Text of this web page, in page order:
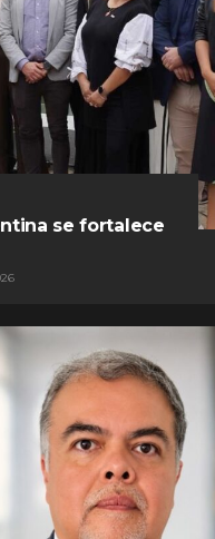
se fortalece